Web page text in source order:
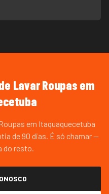
Lavar Roupas em
em Itaquaquecetuba
de 90 dias. É só chamar —
do resto.